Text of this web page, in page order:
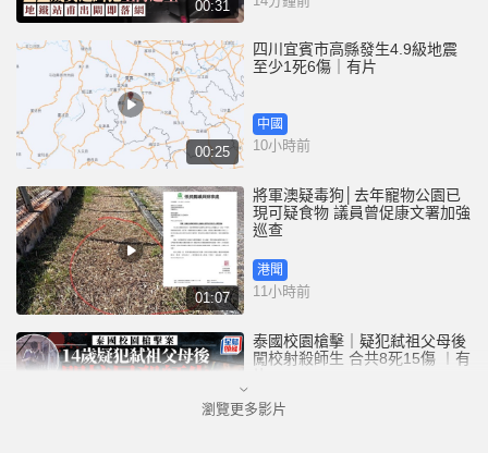
00:31
00:25
四川宜賓市高縣發生4.9級地震
至少1死6傷｜有片
中國
10小時前
01:07
將軍澳疑毒狗│去年寵物公園已
現可疑食物 議員曾促康文署加強
巡查
港聞
11小時前
泰國校園槍擊｜疑犯弒祖父母後
闖校射殺師生 合共8死15傷 ︱有
國際
瀏覽更多影片